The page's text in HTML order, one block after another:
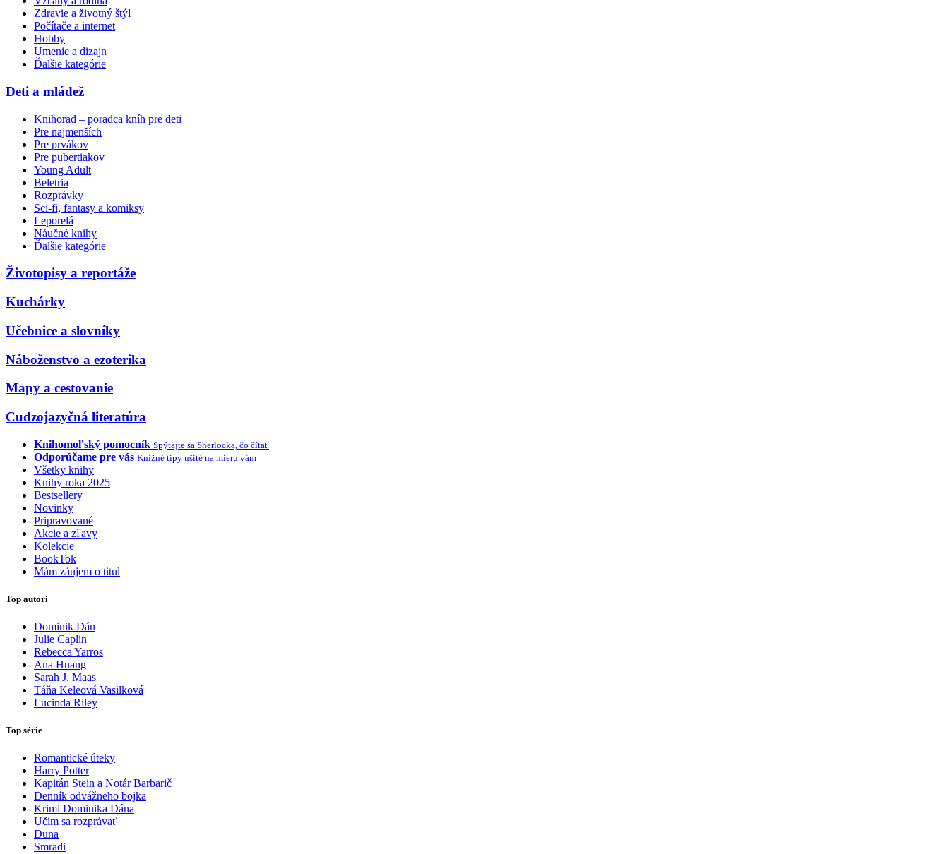
Zdravie a životný štýl
Počítače a internet
Hobby
Umenie a dizajn
Ďalšie kategórie
Deti a mládež
Knihorad – poradca kníh pre deti
Pre najmenších
Pre prvákov
Pre pubertiakov
Young Adult
Beletria
Rozprávky
Sci-fi, fantasy a komiksy
Leporelá
Náučné knihy
Ďalšie kategórie
Životopisy a reportáže
Kuchárky
Učebnice a slovníky
Náboženstvo a ezoterika
Mapy a cestovanie
Cudzojazyčná literatúra
Knihomoľský pomocník Spýtajte sa Sherlocka, čo čítať
Odporúčame pre vás Knižné tipy ušité na mieru vám
Všetky knihy
Knihy roka 2025
Bestsellery
Novinky
Pripravované
Akcie a zľavy
Kolekcie
BookTok
Mám záujem o titul
Top autori
Dominik Dán
Julie Caplin
Rebecca Yarros
Ana Huang
Sarah J. Maas
Táňa Keleová Vasilková
Lucinda Riley
Top série
Romantické úteky
Harry Potter
Kapitán Stein a Notár Barbarič
Denník odvážneho bojka
Krimi Dominika Dána
Učím sa rozprávať
Duna
Smradi